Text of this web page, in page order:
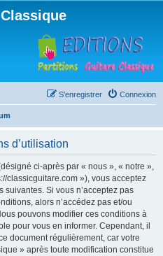
Connexion
S’enregistrer
d’utilisation
ci-après par « nous », « notre »,
classicguitare.com »), vous acceptez
suivantes. Si vous n’acceptez pas
alors n’accédez pas et/ou
pouvons modifier ces conditions à
pour vous en informer. Cependant, il
document régulièrement, car votre
» après toute modification constitue